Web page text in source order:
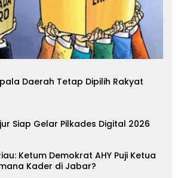
Daerah Tetap Dipilih Rakyat
Siap Gelar Pilkades Digital 2026
Ketum Demokrat AHY Puji Ketua
Kader di Jabar?